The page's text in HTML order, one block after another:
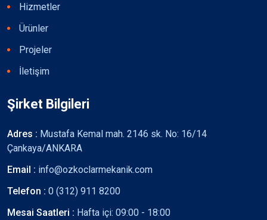
Hizmetler
Ürünler
Projeler
İletişim
Şirket Bilgileri
Adres : Mustafa Kemal mah. 2146 sk. No: 16/14
Çankaya/ANKARA
Email : info@ozkoclarmekanik.com
Telefon : 0 (312) 911 8200
Mesai Saatleri : Hafta içi: 09:00 - 18:00